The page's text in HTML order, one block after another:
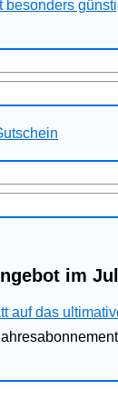
im
auf das